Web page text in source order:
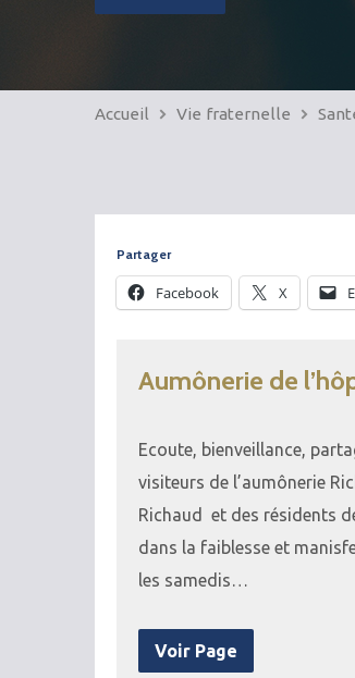
Accueil Vie fraternelle
Partager
Facebook X
Aumônerie de
Ecoute, bienveillance,
visiteurs de l’aumônerie
Richaud et des résidents
dans la faiblesse et
les samedis…
Voir Page